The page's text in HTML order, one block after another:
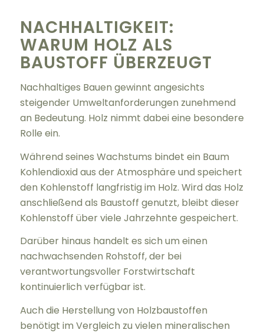
NACHHALTIGKEIT:
WARUM HOLZ ALS
BAUSTOFF ÜBERZEUGT
Nachhaltiges Bauen gewinnt angesichts
steigender Umweltanforderungen zunehmend
an Bedeutung. Holz nimmt dabei eine besondere
Rolle ein.
Während seines Wachstums bindet ein Baum
Kohlendioxid aus der Atmosphäre und speichert
den Kohlenstoff langfristig im Holz. Wird das Holz
anschließend als Baustoff genutzt, bleibt dieser
Kohlenstoff über viele Jahrzehnte gespeichert.
Darüber hinaus handelt es sich um einen
nachwachsenden Rohstoff, der bei
verantwortungsvoller Forstwirtschaft
kontinuierlich verfügbar ist.
Auch die Herstellung von Holzbaustoffen
benötigt im Vergleich zu vielen mineralischen